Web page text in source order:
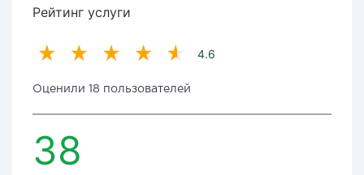
Рейтинг услуги
4.6
Оценили 18 пользователей
38